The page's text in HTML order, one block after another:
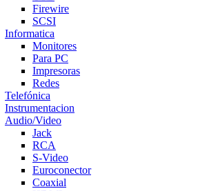
Firewire
SCSI
Informatica
Monitores
Para PC
Impresoras
Redes
Telefónica
Instrumentacion
Audio/Video
Jack
RCA
S-Video
Euroconector
Coaxial